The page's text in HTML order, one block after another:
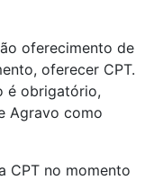
oferecimento de
oferecer CPT.
é obrigatório,
Agravo como
CPT no momento